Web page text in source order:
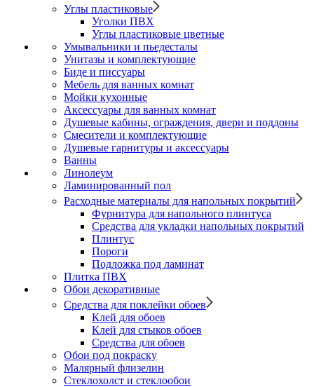
Углы пластиковые
Уголки ПВХ
Углы пластиковые цветные
Умывальники и пьедесталы
Унитазы и комплектующие
Биде и писсуары
Мебель для ванных комнат
Мойки кухонные
Аксессуары для ванных комнат
Душевые кабины, ограждения, двери и поддоны
Смесители и комплектующие
Душевые гарнитуры и аксессуары
Ванны
Линолеум
Ламинированный пол
Расходные материалы для напольных покрытий
Фурнитура для напольного плинтуса
Средства для укладки напольных покрытий
Плинтус
Пороги
Подложка под ламинат
Плитка ПВХ
Обои декоративные
Средства для поклейки обоев
Клей для обоев
Клей для стыков обоев
Средства для обоев
Обои под покраску
Малярный флизелин
Стеклохолст и стеклообои